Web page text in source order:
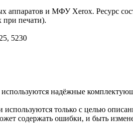
и МФУ Xerox. Ресурс
при печати).
5230
надёжные
только с целью
содержать ошибки, и быть